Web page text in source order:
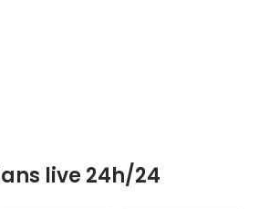
live 24h/24